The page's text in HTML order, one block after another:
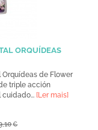
ORQUÍDEAS
Orquídeas de Flower
triple acción
[Ler mais]
€